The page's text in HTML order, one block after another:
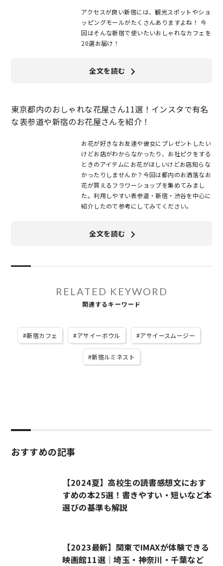
アクセスが良い新宿には、観光スポットやショ
ッピングモールがたくさんありますよね！ 今
回はそんな新宿で使いたいおしゃれなカフェを
20選お届け！
全文を読む
東京都内のおしゃれな花屋さん11選！インスタで有名
な表参道や新宿のお花屋さんを紹介！
お花が好きなお友達や彼女にプレゼントしたい
けどお店がわからなかったり、お社ピクをする
ときのアイテムにお花がほしいけどお店知らな
かったりしませんか？今回は都内のお洒落なお
花が買えるフラワーショップを集めてみまし
た。利用しやすい表参道・新宿・渋谷を中心に
紹介したので参考にしてみてください。
全文を読む
RELATED KEYWORD
関連するキーワード
新宿カフェ アサイーボウル アサイースムージー
新宿ルミネスト
おすすめの記事
【2024夏】高校生の読書感想文におす
すめの本25選！書きやすい・短いなど本
選びの基準も解説
【2023最新】関東でIMAXが体験できる
映画館11選｜埼玉・神奈川・千葉など